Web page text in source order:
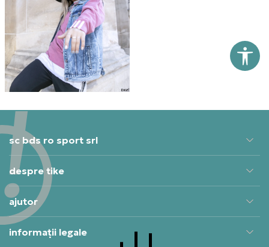
sc bds ro sport srl
despre tike
ajutor
informații legale